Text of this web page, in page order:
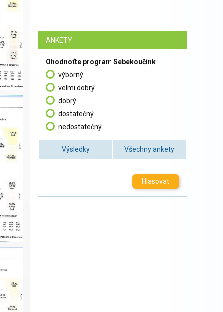
ANKETY
Ohodnoťte program Sebekoučink
výborný
velmi dobrý
dobrý
dostatečný
nedostatečný
Výsledky Všechny ankety
Hlasovat